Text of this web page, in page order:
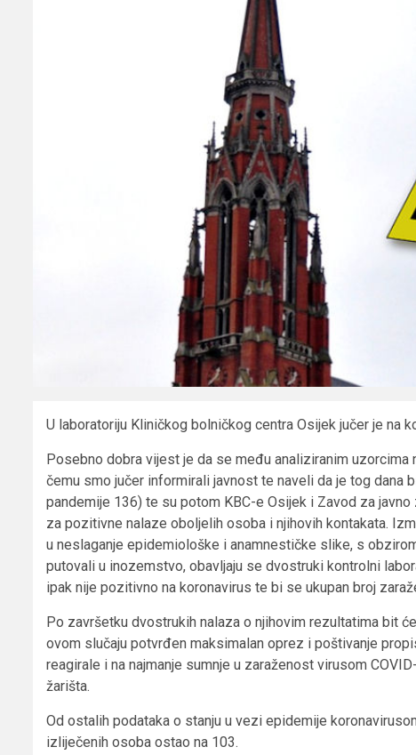
U laboratoriju Kliničkog bolničkog centra Osijek jučer je na
Posebno dobra vijest je da se među analiziranim
čemu smo jučer informirali javnost te naveli da je tog dana
pandemije 136) te su potom KBC-e Osijek i Zavod za
za pozitivne nalaze oboljelih osoba i njihovih kontakata.
u neslaganje epidemiološke i anamnestičke slike, s
putovali u inozemstvo, obavljaju se dvostruki kontrolni
ipak nije pozitivno na koronavirus te bi se ukupan broj
Po završetku dvostrukih nalaza o njihovim rezultatima bit
ovom slučaju potvrđen maksimalan oprez i poštivanje
reagirale i na najmanje sumnje u zaraženost virusom
žarišta.
Od ostalih podataka o stanju u vezi epidemije
izliječenih osoba ostao na 103.